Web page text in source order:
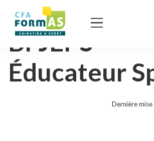
BPJEPS
Éducateur
Dernière